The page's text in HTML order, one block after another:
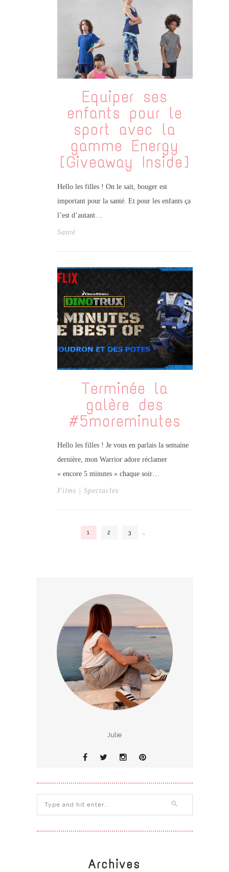
Equiper ses
enfants pour le
sport avec la
gamme Energy
[Giveaway Inside]
Hello les filles ! On le sait, bouger est
important pour la santé. Et pour les enfants ça
l’est d’autant…
Santé
Terminée la
galère des
#5moreminutes
Hello les filles ! Je vous en parlais la semaine
dernière, mon Warrior adore réclamer
« encore 5 minutes » chaque soir…
Films | Spectacles
1 2 3 …
Julie
Archives